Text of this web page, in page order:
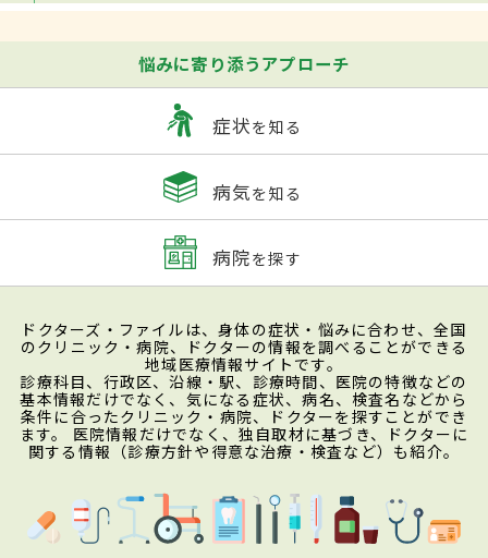
悩みに寄り添うアプローチ
症状を知る
病気を知る
病院を探す
ドクターズ・ファイルは、身体の症状・悩みに合わせ、全国
のクリニック・病院、ドクターの情報を調べることができる
地域医療情報サイトです。
診療科目、行政区、沿線・駅、診療時間、医院の特徴などの
基本情報だけでなく、気になる症状、病名、検査名などから
条件に合ったクリニック・病院、ドクターを探すことができ
ます。 医院情報だけでなく、独自取材に基づき、ドクターに
関する情報（診療方針や得意な治療・検査など）も紹介。